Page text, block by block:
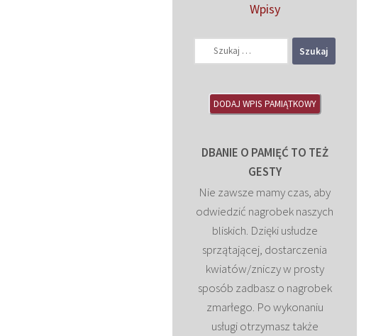
Wpisy
DODAJ WPIS PAMIĄTKOWY
DBANIE O PAMIĘĆ TO TEŻ
GESTY
Nie zawsze mamy czas, aby
odwiedzić nagrobek naszych
bliskich. Dzięki usłudze
sprzątającej, dostarczenia
kwiatów/zniczy w prosty
sposób zadbasz o nagrobek
zmarłego. Po wykonaniu
usługi otrzymasz także